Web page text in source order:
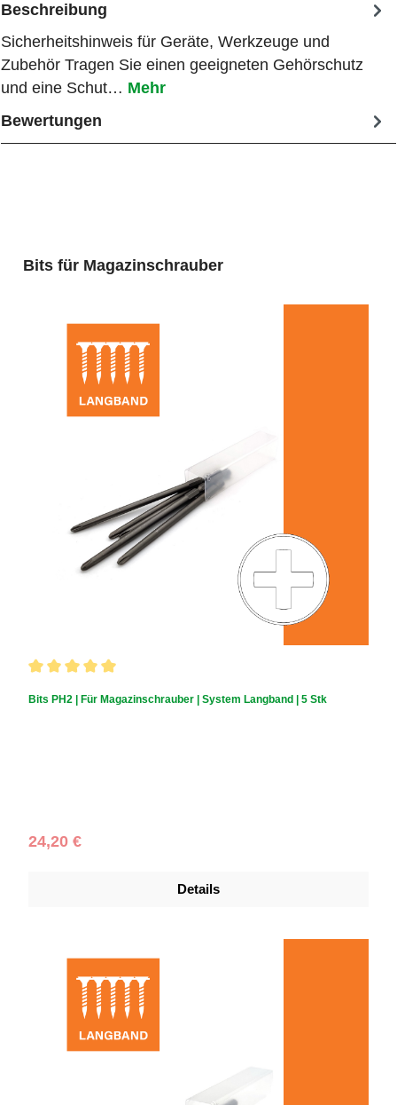
Beschreibung
Sicherheitshinweis für Geräte, Werkzeuge und
Zubehör Tragen Sie einen geeigneten Gehörschutz
und eine Schut… Mehr
Bewertungen
Produktgalerie überspringen
Bits für Magazinschrauber
Bits PH2 | Für Magazinschrauber | System Langband | 5 Stk
Regulärer Preis:
24,20 €
Details